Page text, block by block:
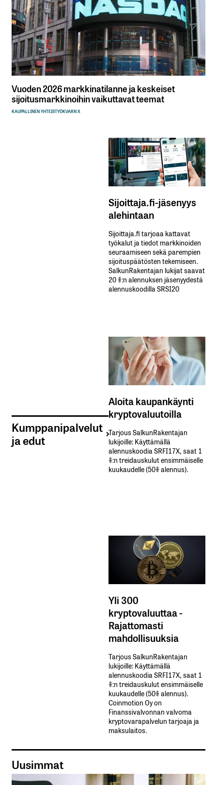
Vuoden 2026 markkinatilanne ja keskeiset
sijoitusmarkkinoihin vaikuttavat teemat
KAUPALLINEN YHTEISTYÖKVARN X
Kumppanipalvelut
ja edut
Sijoittaja.fi-jäsenyys
alehintaan
Sijoittaja.fi tarjoaa kattavat
työkalut ja tiedot markkinoiden
seuraamiseen sekä parempien
sijoituspäätösten tekemiseen.
SalkunRakentajan lukijat saavat
20 %:n alennuksen jäsenyydestä
alennuskoodilla SRSI20
Aloita kaupankäynti
kryptovaluutoilla
Tarjous SalkunRakentajan
lukijoille: Käyttämällä​ ​
alennuskoodia​ ​SRFI17X,​ ​saat​ ​1
%:n treidauskulut​ ​ensimmäiselle​ ​
kuukaudelle​ ​(50%​ ​alennus).
Yli 300
kryptovaluuttaa -
Rajattomasti
mahdollisuuksia
Tarjous SalkunRakentajan
lukijoille: Käyttämällä​ ​
alennuskoodia​ ​SRFI17X,​ ​saat​ ​1
%:n treidauskulut​ ​ensimmäiselle​ ​
kuukaudelle​ ​(50%​ ​alennus).
Coinmotion Oy on
Finanssivalvonnan valvoma
kryptovarapalvelun tarjoaja ja
maksulaitos.
Uusimmat